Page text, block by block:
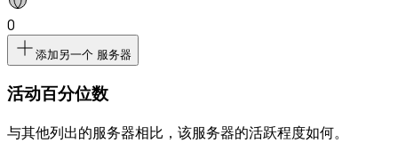
0
添加另一个 服务器
活动百分位数
与其他列出的服务器相比，该服务器的活跃程度如何。